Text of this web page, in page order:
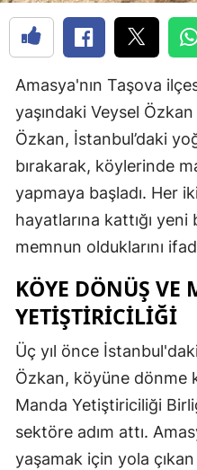
Amasya'nın Taşova
yaşındaki Veysel
Özkan, İstanbul’daki
bırakarak, köylerinde
yapmaya başladı. Her
hayatlarına kattığı
memnun olduklarını
KÖYE DÖNÜŞ VE
YETIŞTIRICILIĞI
Üç yıl önce
Özkan, köyüne dönme
Manda Yetiştiriciliği
sektöre adım attı.
yaşamak için yola